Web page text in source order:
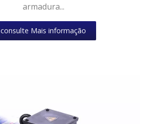
armadura...
consulte Mais informação